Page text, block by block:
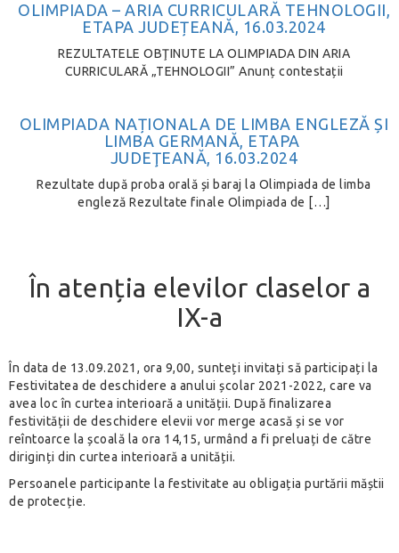
OLIMPIADA – ARIA CURRICULARĂ TEHNOLOGII,
ETAPA JUDEȚEANĂ, 16.03.2024
REZULTATELE OBŢINUTE LA OLIMPIADA DIN ARIA
CURRICULARĂ „TEHNOLOGII” Anunț contestații
OLIMPIADA NAȚIONALA DE LIMBA ENGLEZĂ ȘI
LIMBA GERMANĂ, ETAPA
JUDEŢEANĂ, 16.03.2024
Rezultate după proba orală și baraj la Olimpiada de limba
engleză Rezultate finale Olimpiada de […]
În atenția elevilor claselor a
IX-a
În data de 13.09.2021, ora 9,00, sunteți invitați să participați la
Festivitatea de deschidere a anului școlar 2021-2022, care va
avea loc în curtea interioară a unității. După finalizarea
festivității de deschidere elevii vor merge acasă și se vor
reîntoarce la școală la ora 14,15, urmând a fi preluați de către
diriginți din curtea interioară a unității.
Persoanele participante la festivitate au obligația purtării măștii
de protecție.